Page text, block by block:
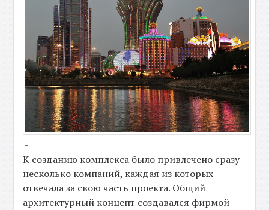
-
К созданию комплекса было привлечено сразу
несколько компаний, каждая из которых
отвечала за свою часть проекта. Общий
архитектурный концепт создавался фирмой